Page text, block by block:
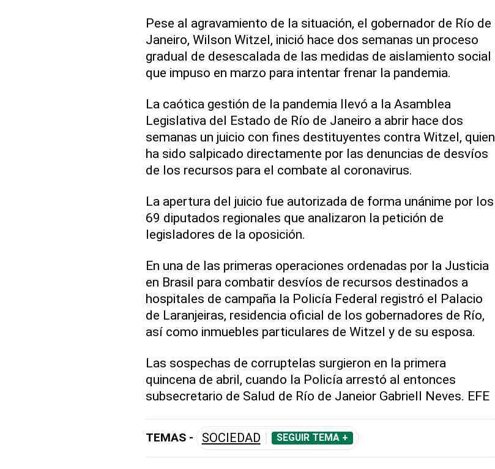
Pese al agravamiento de la situación, el gobernador de Río de
Janeiro, Wilson Witzel, inició hace dos semanas un proceso
gradual de desescalada de las medidas de aislamiento social
que impuso en marzo para intentar frenar la pandemia.
La caótica gestión de la pandemia llevó a la Asamblea
Legislativa del Estado de Río de Janeiro a abrir hace dos
semanas un juicio con fines destituyentes contra Witzel, quien
ha sido salpicado directamente por las denuncias de desvíos
de los recursos para el combate al coronavirus.
La apertura del juicio fue autorizada de forma unánime por los
69 diputados regionales que analizaron la petición de
legisladores de la oposición.
En una de las primeras operaciones ordenadas por la Justicia
en Brasil para combatir desvíos de recursos destinados a
hospitales de campaña la Policía Federal registró el Palacio
de Laranjeiras, residencia oficial de los gobernadores de Río,
así como inmuebles particulares de Witzel y de su esposa.
Las sospechas de corruptelas surgieron en la primera
quincena de abril, cuando la Policía arrestó al entonces
subsecretario de Salud de Río de Janeior Gabriell Neves. EFE
TEMAS - SOCIEDAD SEGUIR TEMA +